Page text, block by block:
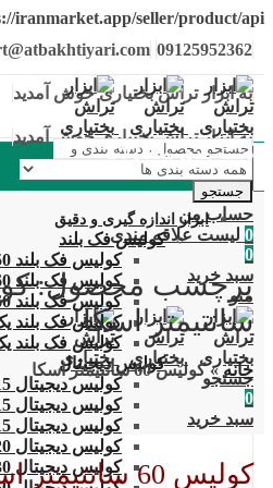
iranmarket.app/seller/product/api
09125952362
به ابزار تراش بختیاری خوش آمدید
به ابزار تراش بختیاری خوش آمدید
جستجو
حساب من
0 لیست علاقه مندی
0
سبد خرید
منو
جستجو
0
سبد خرید
دسته بندی محصولات
ابزار اندازه گیری و دقیق
کولیس فک بلند
کولیس فک بلند 50 سانتیمتر
کولیس فک بلند 60 سانتیمتر فک 15 سانتیمتر
کولیس فک بلند 60 سانتیمتر فک 20 سانتیمتر
کولیس فک بلند
کولیس فک بلند
کولیس دیجیتال
کولیس دیجیتال 15 سانتیمتر مدل IP54
کولیس دیجیتال 15 سانت IP67
کولیس دیجیتال 15 سانت سیلور
کولیس دیجیتال 20 سانتیمتر
کولیس دیجیتال 30 سانتیمتر
سانتیمتر اسکا
خانه»کولیس 60 سانتیمتر اسکا
کولیس 60 سانتیمتر اسکا